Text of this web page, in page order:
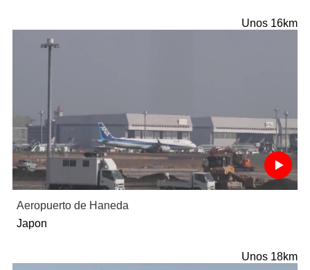
Unos 16km
Aeropuerto de Haneda
Japon
Unos 18km